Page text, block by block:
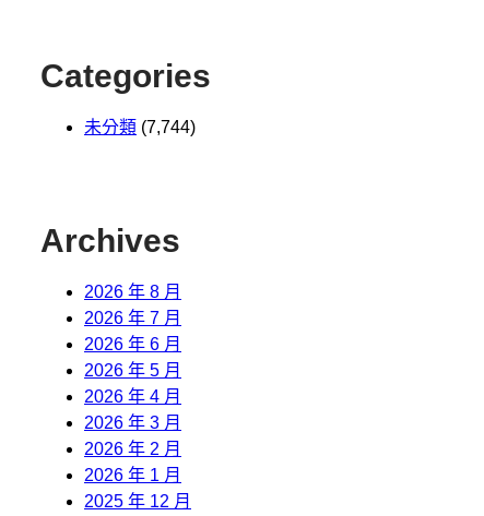
Categories
未分類 (7,744)
Archives
2026 年 8 月
2026 年 7 月
2026 年 6 月
2026 年 5 月
2026 年 4 月
2026 年 3 月
2026 年 2 月
2026 年 1 月
2025 年 12 月